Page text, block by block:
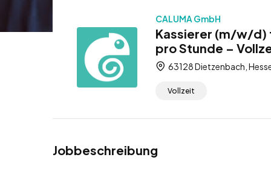
CALUMA GmbH
Kassierer (m/w/d)
pro Stunde –
63128 Dietzenbach,
Vollzeit
Jobbeschreibung